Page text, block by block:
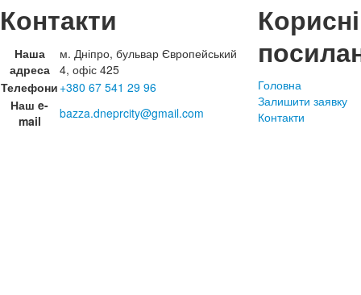
Контакти
Наша
адреса
м. Дніпро, бульвар Європейський
4, офіс 425
Телефони +380 67 541 29 96
Наш e-
mail
bazza.dneprcity@gmail.com
Корисні
Головна
Залишити заявку
Контакти